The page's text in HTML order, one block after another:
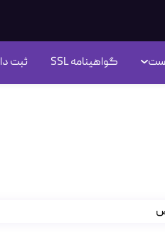
گواهینامه SSL ثبت